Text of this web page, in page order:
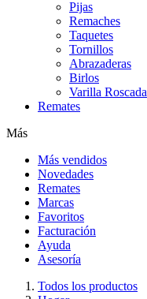
Pijas
Remaches
Taquetes
Tornillos
Abrazaderas
Birlos
Varilla Roscada
Remates
Más
Más vendidos
Novedades
Remates
Marcas
Favoritos
Facturación
Ayuda
Asesoría
Todos los productos